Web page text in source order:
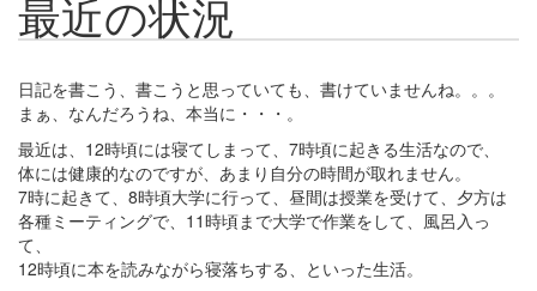
最近の状況
日記を書こう、書こうと思っていても、書けていませんね。。。
まぁ、なんだろうね、本当に・・・。
最近は、12時頃には寝てしまって、7時頃に起きる生活なので、
体には健康的なのですが、あまり自分の時間が取れません。
7時に起きて、8時頃大学に行って、昼間は授業を受けて、夕方は
各種ミーティングで、11時頃まで大学で作業をして、風呂入っ
て、
12時頃に本を読みながら寝落ちする、といった生活。